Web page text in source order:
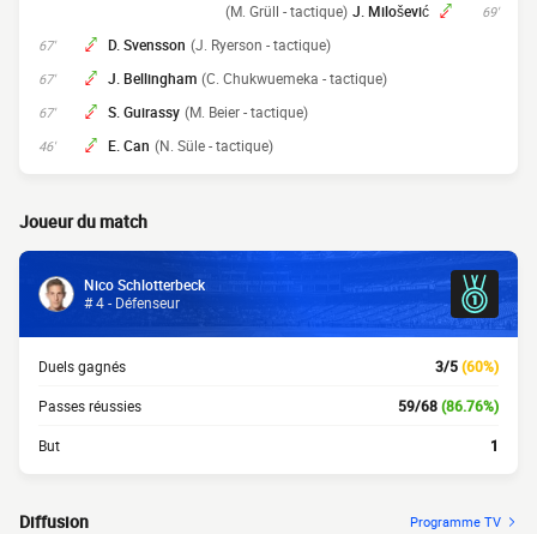
69'
J. Milošević
(M. Grüll - tactique)
67' D. Svensson (J. Ryerson - tactique)
67' J. Bellingham (C. Chukwuemeka - tactique)
67' S. Guirassy (M. Beier - tactique)
46' E. Can (N. Süle - tactique)
Joueur du match
Nico Schlotterbeck
# 4 - Défenseur
Duels gagnés 3/5(60%)
Passes réussies 59/68(86.76%)
But 1
Diffusion Programme TV